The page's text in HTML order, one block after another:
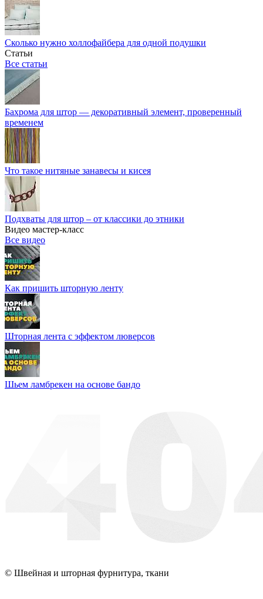
Сколько нужно холлофайбера для одной подушки
Статьи
Все статьи
Бахрома для штор — декоративный элемент, проверенный
временем
Что такое нитяные занавесы и кисея
Подхваты для штор – от классики до этники
Видео мастер-класс
Все видео
Как пришить шторную ленту
Шторная лента с эффектом люверсов
Шьем ламбрекен на основе бандо
© Швейная и шторная фурнитура, ткани